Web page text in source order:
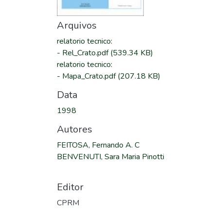
Arquivos
relatorio tecnico:
- Rel_Crato.pdf(539.34 KB)
relatorio tecnico:
- Mapa_Crato.pdf(207.18 KB)
Data
1998
Autores
FEITOSA, Fernando A. C
BENVENUTI, Sara Maria Pinotti
Editor
CPRM